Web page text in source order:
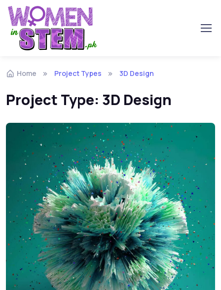
Skip to navigation
Skip to content
Home Project Types 3D Design
Project Type: 3D Design